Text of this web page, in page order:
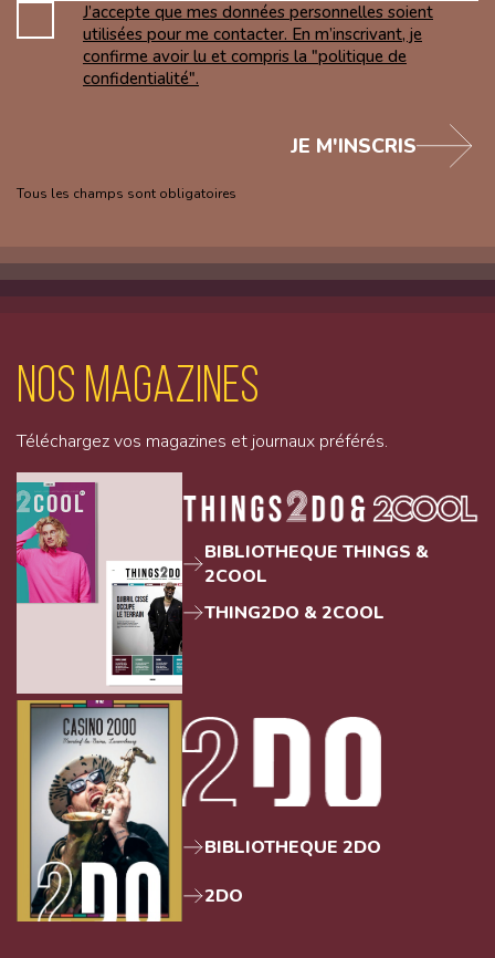
J’accepte que mes données personnelles soient
utilisées pour me contacter. En m’inscrivant, je
confirme avoir lu et compris la "politique de
confidentialité".
Tous les champs sont obligatoires
JE M'INSCRIS
Nos magazines
Téléchargez vos magazines et journaux préférés.
BIBLIOTHEQUE THINGS &
2COOL
THING2DO & 2COOL
BIBLIOTHEQUE 2DO
2DO